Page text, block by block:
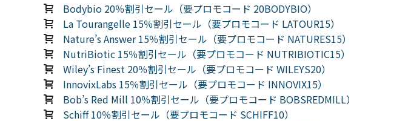
Bodybio 20％割引セール（要プロモコード 20BODYBIO）
La Tourangelle 15％割引セール（要プロモコード LATOUR15）
Nature’s Answer 15％割引セール（要プロモコード NATURES15）
NutriBiotic 15％割引セール（要プロモコード NUTRIBIOTIC15）
Wiley’s Finest 20％割引セール（要プロモコード WILEYS20）
InnovixLabs 15％割引セール（要プロモコード INNOVIX15）
Bob’s Red Mill 10％割引セール（要プロモコード BOBSREDMILL）
Schiff 10％割引セール（要プロモコード SCHIFF10）